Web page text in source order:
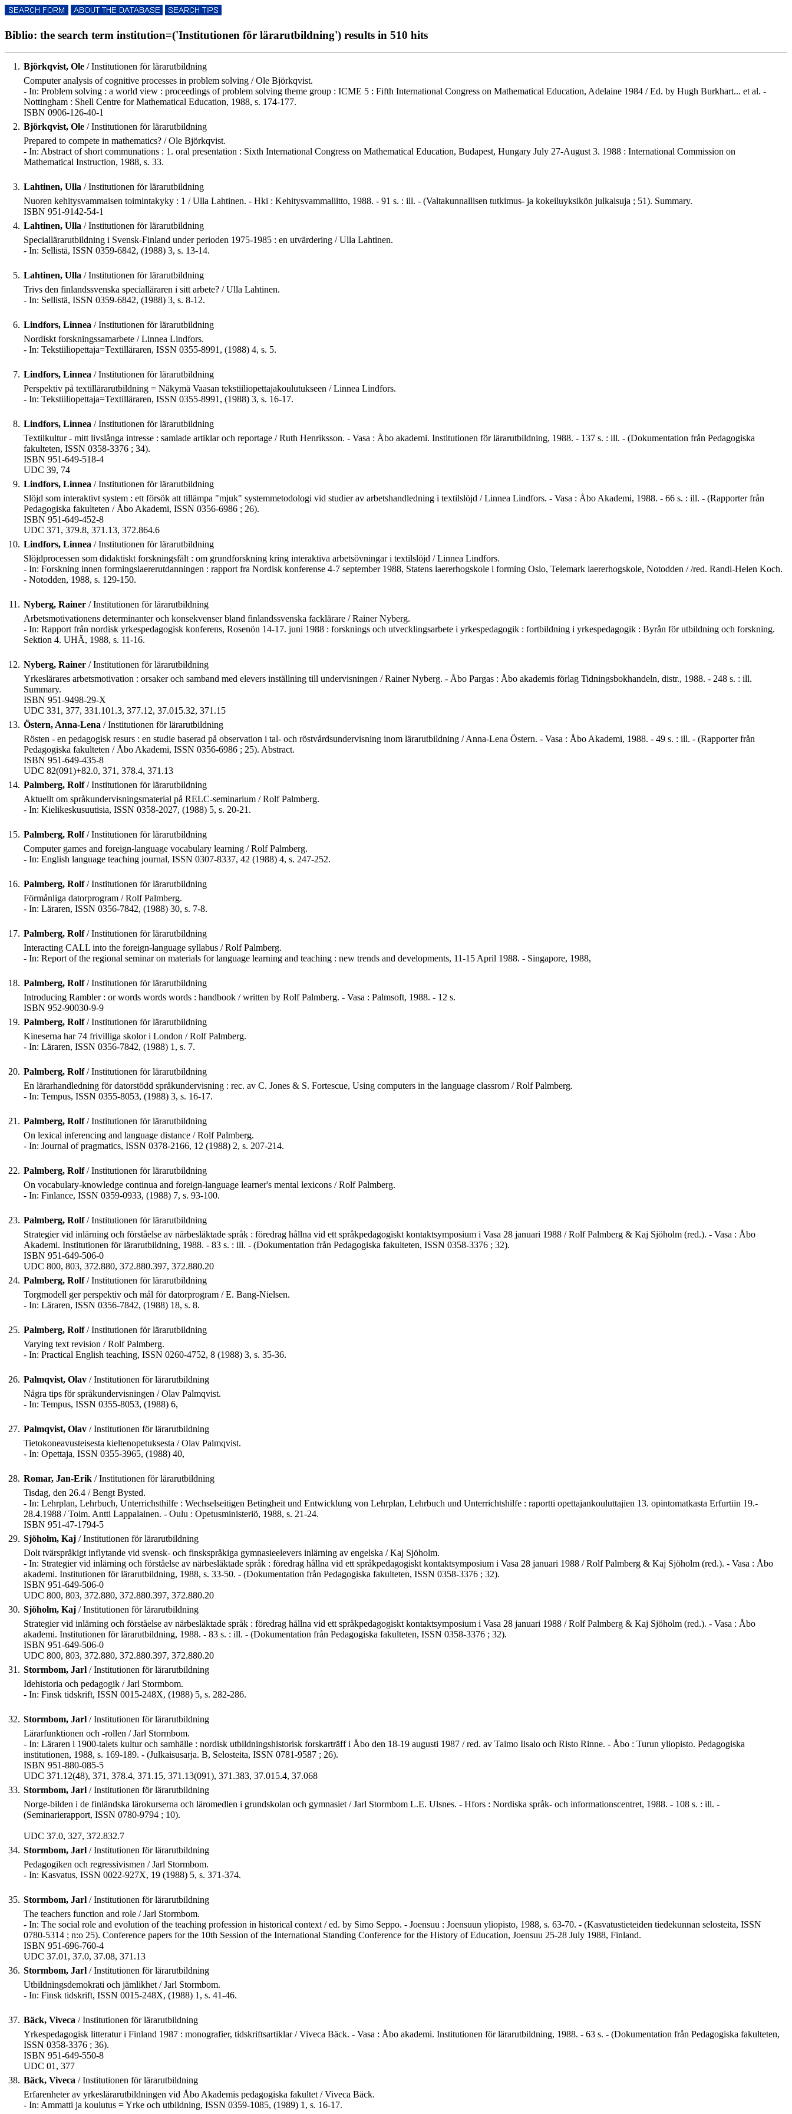
Biblio: the search term institution=('Institutionen för lärarutbildning') results in 510 hits
1. Björkqvist, Ole / Institutionen för lärarutbildning
Computer analysis of cognitive processes in problem solving / Ole Björkqvist.
- In: Problem solving : a world view : proceedings of problem solving theme group : ICME 5 : Fifth International Congress on Mathematical Education, Adelaine 1984 / Ed. by Hugh Burkhart... et al. -
Nottingham : Shell Centre for Mathematical Education, 1988, s. 174-177.
ISBN 0906-126-40-1
2. Björkqvist, Ole / Institutionen för lärarutbildning
Prepared to compete in mathematics? / Ole Björkqvist.
- In: Abstract of short communations : 1. oral presentation : Sixth International Congress on Mathematical Education, Budapest, Hungary July 27-August 3. 1988 : International Commission on
Mathematical Instruction, 1988, s. 33.
3. Lahtinen, Ulla / Institutionen för lärarutbildning
Nuoren kehitysvammaisen toimintakyky : 1 / Ulla Lahtinen. - Hki : Kehitysvammaliitto, 1988. - 91 s. : ill. - (Valtakunnallisen tutkimus- ja kokeiluyksikön julkaisuja ; 51). Summary.
ISBN 951-9142-54-1
4. Lahtinen, Ulla / Institutionen för lärarutbildning
Speciallärarutbildning i Svensk-Finland under perioden 1975-1985 : en utvärdering / Ulla Lahtinen.
- In: Sellistä, ISSN 0359-6842, (1988) 3, s. 13-14.
5. Lahtinen, Ulla / Institutionen för lärarutbildning
Trivs den finlandssvenska specialläraren i sitt arbete? / Ulla Lahtinen.
- In: Sellistä, ISSN 0359-6842, (1988) 3, s. 8-12.
6. Lindfors, Linnea / Institutionen för lärarutbildning
Nordiskt forskningssamarbete / Linnea Lindfors.
- In: Tekstiiliopettaja=Textilläraren, ISSN 0355-8991, (1988) 4, s. 5.
7. Lindfors, Linnea / Institutionen för lärarutbildning
Perspektiv på textillärarutbildning = Näkymä Vaasan tekstiiliopettajakoulutukseen / Linnea Lindfors.
- In: Tekstiiliopettaja=Textilläraren, ISSN 0355-8991, (1988) 3, s. 16-17.
8. Lindfors, Linnea / Institutionen för lärarutbildning
Textilkultur - mitt livslånga intresse : samlade artiklar och reportage / Ruth Henriksson. - Vasa : Åbo akademi. Institutionen för lärarutbildning, 1988. - 137 s. : ill. - (Dokumentation från Pedagogiska
fakulteten, ISSN 0358-3376 ; 34).
ISBN 951-649-518-4
UDC 39, 74
9. Lindfors, Linnea / Institutionen för lärarutbildning
Slöjd som interaktivt system : ett försök att tillämpa "mjuk" systemmetodologi vid studier av arbetshandledning i textilslöjd / Linnea Lindfors. - Vasa : Åbo Akademi, 1988. - 66 s. : ill. - (Rapporter från
Pedagogiska fakulteten / Åbo Akademi, ISSN 0356-6986 ; 26).
ISBN 951-649-452-8
UDC 371, 379.8, 371.13, 372.864.6
10. Lindfors, Linnea / Institutionen för lärarutbildning
Slöjdprocessen som didaktiskt forskningsfält : om grundforskning kring interaktiva arbetsövningar i textilslöjd / Linnea Lindfors.
- In: Forskning innen formingslaererutdanningen : rapport fra Nordisk konferense 4-7 september 1988, Statens laererhogskole i forming Oslo, Telemark laererhogskole, Notodden / /red. Randi-Helen Koch.
- Notodden, 1988, s. 129-150.
11. Nyberg, Rainer / Institutionen för lärarutbildning
Arbetsmotivationens determinanter och konsekvenser bland finlandssvenska facklärare / Rainer Nyberg.
- In: Rapport från nordisk yrkespedagogisk konferens, Rosenön 14-17. juni 1988 : forsknings och utvecklingsarbete i yrkespedagogik : fortbildning i yrkespedagogik : Byrån för utbildning och forskning.
Sektion 4. UHÄ, 1988, s. 11-16.
12. Nyberg, Rainer / Institutionen för lärarutbildning
Yrkeslärares arbetsmotivation : orsaker och samband med elevers inställning till undervisningen / Rainer Nyberg. - Åbo Pargas : Åbo akademis förlag Tidningsbokhandeln, distr., 1988. - 248 s. : ill.
Summary.
ISBN 951-9498-29-X
UDC 331, 377, 331.101.3, 377.12, 37.015.32, 371.15
13. Östern, Anna-Lena / Institutionen för lärarutbildning
Rösten - en pedagogisk resurs : en studie baserad på observation i tal- och röstvårdsundervisning inom lärarutbildning / Anna-Lena Östern. - Vasa : Åbo Akademi, 1988. - 49 s. : ill. - (Rapporter från
Pedagogiska fakulteten / Åbo Akademi, ISSN 0356-6986 ; 25). Abstract.
ISBN 951-649-435-8
UDC 82(091)+82.0, 371, 378.4, 371.13
14. Palmberg, Rolf/ Institutionen för lärarutbildning
Aktuellt om språkundervisningsmaterial på RELC-seminarium / Rolf Palmberg.
- In: Kielikeskusuutisia, ISSN 0358-2027, (1988) 5, s. 20-21.
15. Palmberg, Rolf/ Institutionen för lärarutbildning
Computer games and foreign-language vocabulary learning / Rolf Palmberg.
- In: English language teaching journal, ISSN 0307-8337, 42 (1988) 4, s. 247-252.
16. Palmberg, Rolf/ Institutionen för lärarutbildning
Förmånliga datorprogram / Rolf Palmberg.
- In: Läraren, ISSN 0356-7842, (1988) 30, s. 7-8.
17. Palmberg, Rolf/ Institutionen för lärarutbildning
Interacting CALL into the foreign-language syllabus / Rolf Palmberg.
- In: Report of the regional seminar on materials for language learning and teaching : new trends and developments, 11-15 April 1988. - Singapore, 1988,
18. Palmberg, Rolf/ Institutionen för lärarutbildning
Introducing Rambler : or words words words : handbook / written by Rolf Palmberg. - Vasa : Palmsoft, 1988. - 12 s.
ISBN 952-90030-9-9
19. Palmberg, Rolf/ Institutionen för lärarutbildning
Kineserna har 74 frivilliga skolor i London / Rolf Palmberg.
- In: Läraren, ISSN 0356-7842, (1988) 1, s. 7.
20. Palmberg, Rolf/ Institutionen för lärarutbildning
En lärarhandledning för datorstödd språkundervisning : rec. av C. Jones & S. Fortescue, Using computers in the language classrom / Rolf Palmberg.
- In: Tempus, ISSN 0355-8053, (1988) 3, s. 16-17.
21. Palmberg, Rolf/ Institutionen för lärarutbildning
On lexical inferencing and language distance / Rolf Palmberg.
- In: Journal of pragmatics, ISSN 0378-2166, 12 (1988) 2, s. 207-214.
22. Palmberg, Rolf/ Institutionen för lärarutbildning
On vocabulary-knowledge continua and foreign-language learner's mental lexicons / Rolf Palmberg.
- In: Finlance, ISSN 0359-0933, (1988) 7, s. 93-100.
23. Palmberg, Rolf/ Institutionen för lärarutbildning
Strategier vid inlärning och förståelse av närbesläktade språk : föredrag hållna vid ett språkpedagogiskt kontaktsymposium i Vasa 28 januari 1988 / Rolf Palmberg & Kaj Sjöholm (red.). - Vasa : Åbo
Akademi. Institutionen för lärarutbildning, 1988. - 83 s. : ill. - (Dokumentation från Pedagogiska fakulteten, ISSN 0358-3376 ; 32).
ISBN 951-649-506-0
UDC 800, 803, 372.880, 372.880.397, 372.880.20
24. Palmberg, Rolf/ Institutionen för lärarutbildning
Torgmodell ger perspektiv och mål för datorprogram / E. Bang-Nielsen.
- In: Läraren, ISSN 0356-7842, (1988) 18, s. 8.
25. Palmberg, Rolf/ Institutionen för lärarutbildning
Varying text revision / Rolf Palmberg.
- In: Practical English teaching, ISSN 0260-4752, 8 (1988) 3, s. 35-36.
26. Palmqvist, Olav / Institutionen för lärarutbildning
Några tips för språkundervisningen / Olav Palmqvist.
- In: Tempus, ISSN 0355-8053, (1988) 6,
27. Palmqvist, Olav / Institutionen för lärarutbildning
Tietokoneavusteisesta kieltenopetuksesta / Olav Palmqvist.
- In: Opettaja, ISSN 0355-3965, (1988) 40,
28. Romar, Jan-Erik / Institutionen för lärarutbildning
Tisdag, den 26.4 / Bengt Bysted.
- In: Lehrplan, Lehrbuch, Unterrichsthilfe : Wechselseitigen Betingheit und Entwicklung von Lehrplan, Lehrbuch und Unterrichtshilfe : raportti opettajankouluttajien 13. opintomatkasta Erfurtiin 19.-
28.4.1988 / Toim. Antti Lappalainen. - Oulu : Opetusministeriö, 1988, s. 21-24.
ISBN 951-47-1794-5
29. Sjöholm, Kaj / Institutionen för lärarutbildning
Dolt tvärspråkigt inflytande vid svensk- och finskspråkiga gymnasieelevers inlärning av engelska / Kaj Sjöholm.
- In: Strategier vid inlärning och förståelse av närbesläktade språk : föredrag hållna vid ett språkpedagogiskt kontaktsymposium i Vasa 28 januari 1988 / Rolf Palmberg & Kaj Sjöholm (red.). - Vasa : Åbo
akademi. Institutionen för lärarutbildning, 1988, s. 33-50. - (Dokumentation från Pedagogiska fakulteten, ISSN 0358-3376 ; 32).
ISBN 951-649-506-0
UDC 800, 803, 372.880, 372.880.397, 372.880.20
30. Sjöholm, Kaj / Institutionen för lärarutbildning
Strategier vid inlärning och förståelse av närbesläktade språk : föredrag hållna vid ett språkpedagogiskt kontaktsymposium i Vasa 28 januari 1988 / Rolf Palmberg & Kaj Sjöholm (red.). - Vasa : Åbo
akademi. Institutionen för lärarutbildning, 1988. - 83 s. : ill. - (Dokumentation från Pedagogiska fakulteten, ISSN 0358-3376 ; 32).
ISBN 951-649-506-0
UDC 800, 803, 372.880, 372.880.397, 372.880.20
31. Stormbom, Jarl / Institutionen för lärarutbildning
Idehistoria och pedagogik / Jarl Stormbom.
- In: Finsk tidskrift, ISSN 0015-248X, (1988) 5, s. 282-286.
32. Stormbom, Jarl / Institutionen för lärarutbildning
Lärarfunktionen och -rollen / Jarl Stormbom.
- In: Läraren i 1900-talets kultur och samhälle : nordisk utbildningshistorisk forskarträff i Åbo den 18-19 augusti 1987 / red. av Taimo Iisalo och Risto Rinne. - Åbo : Turun yliopisto. Pedagogiska
institutionen, 1988, s. 169-189. - (Julkaisusarja. B, Selosteita, ISSN 0781-9587 ; 26).
ISBN 951-880-085-5
UDC 371.12(48), 371, 378.4, 371.15, 371.13(091), 371.383, 37.015.4, 37.068
33. Stormbom, Jarl / Institutionen för lärarutbildning
Norge-bilden i de finländska lärokurserna och läromedlen i grundskolan och gymnasiet / Jarl Stormbom L.E. Ulsnes. - Hfors : Nordiska språk- och informationscentret, 1988. - 108 s. : ill. -
(Seminarierapport, ISSN 0780-9794 ; 10).
UDC 37.0, 327, 372.832.7
34. Stormbom, Jarl / Institutionen för lärarutbildning
Pedagogiken och regressivismen / Jarl Stormbom.
- In: Kasvatus, ISSN 0022-927X, 19 (1988) 5, s. 371-374.
35. Stormbom, Jarl / Institutionen för lärarutbildning
The teachers function and role / Jarl Stormbom.
- In: The social role and evolution of the teaching profession in historical context / ed. by Simo Seppo. - Joensuu : Joensuun yliopisto, 1988, s. 63-70. - (Kasvatustieteiden tiedekunnan selosteita, ISSN
0780-5314 ; n:o 25). Conference papers for the 10th Session of the International Standing Conference for the History of Education, Joensuu 25-28 July 1988, Finland.
ISBN 951-696-760-4
UDC 37.01, 37.0, 37.08, 371.13
36. Stormbom, Jarl / Institutionen för lärarutbildning
Utbildningsdemokrati och jämlikhet / Jarl Stormbom.
- In: Finsk tidskrift, ISSN 0015-248X, (1988) 1, s. 41-46.
37. Bäck, Viveca / Institutionen för lärarutbildning
Yrkespedagogisk litteratur i Finland 1987 : monografier, tidskriftsartiklar / Viveca Bäck. - Vasa : Åbo akademi. Institutionen för lärarutbildning, 1988. - 63 s. - (Dokumentation från Pedagogiska fakulteten,
ISSN 0358-3376 ; 36).
ISBN 951-649-550-8
UDC 01, 377
38. Bäck, Viveca / Institutionen för lärarutbildning
Erfarenheter av yrkeslärarutbildningen vid Åbo Akademis pedagogiska fakultet / Viveca Bäck.
- In: Ammatti ja koulutus = Yrke och utbildning, ISSN 0359-1085, (1989) 1, s. 16-17.